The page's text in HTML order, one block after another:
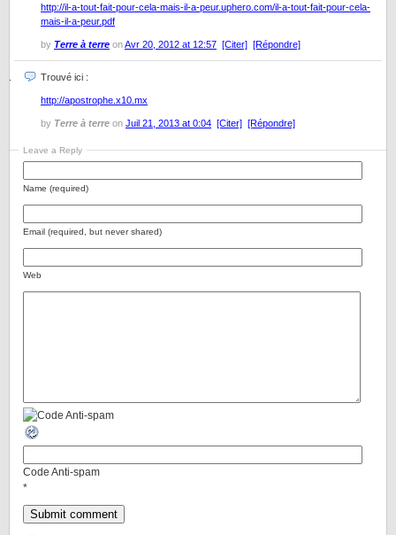
http://il-a-tout-fait-pour-cela-mais-il-a-peur.uphero.com/il-a-tout-fait-pour-cela-
mais-il-a-peur.pdf
by Terre à terre onAvr 20, 2012 at 12:57 [Citer] [Répondre]
Trouvé ici :
http://apostrophe.x10.mx
by Terre à terre on Juil 21, 2013 at 0:04 [Citer] [Répondre]
Leave a Reply
Name (required)
Email (required, but never shared)
Web
Code Anti-spam
*